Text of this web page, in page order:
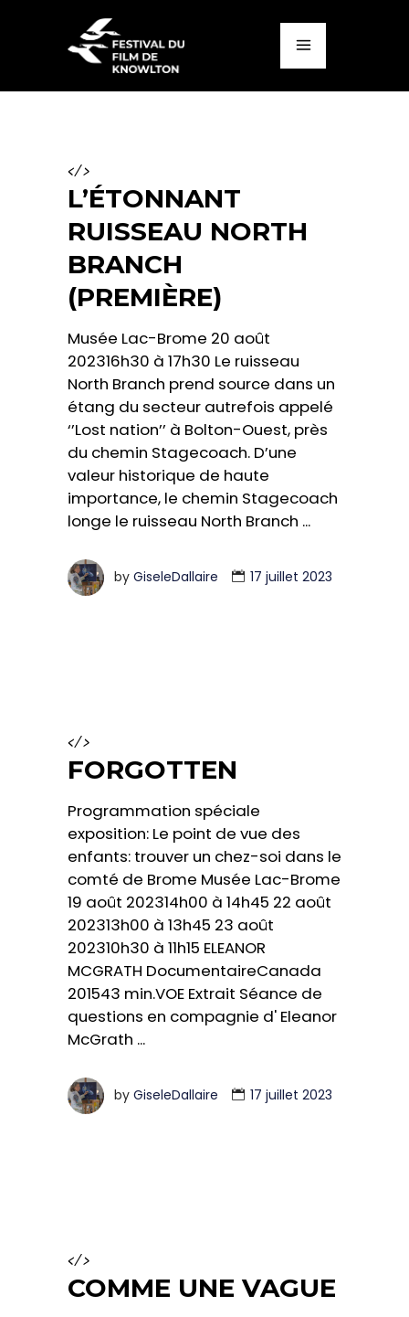
</>
L’ÉTONNANT
RUISSEAU NORTH
BRANCH
(PREMIÈRE)
Musée Lac-Brome 20 août
202316h30 à 17h30 Le ruisseau
North Branch prend source dans un
étang du secteur autrefois appelé
‘’Lost nation’’ à Bolton-Ouest, près
du chemin Stagecoach. D’une
valeur historique de haute
importance, le chemin Stagecoach
longe le ruisseau North Branch
by GiseleDallaire 17 juillet 2023
</>
FORGOTTEN
Programmation spéciale
exposition: Le point de vue des
enfants: trouver un chez-soi dans le
comté de Brome Musée Lac-Brome
19 août 202314h00 à 14h45 22 août
202313h00 à 13h45 23 août
202310h30 à 11h15 ELEANOR
MCGRATH DocumentaireCanada
201543 min.VOE Extrait Séance de
questions en compagnie d' Eleanor
McGrath
by GiseleDallaire 17 juillet 2023
</>
COMME UNE VAGUE